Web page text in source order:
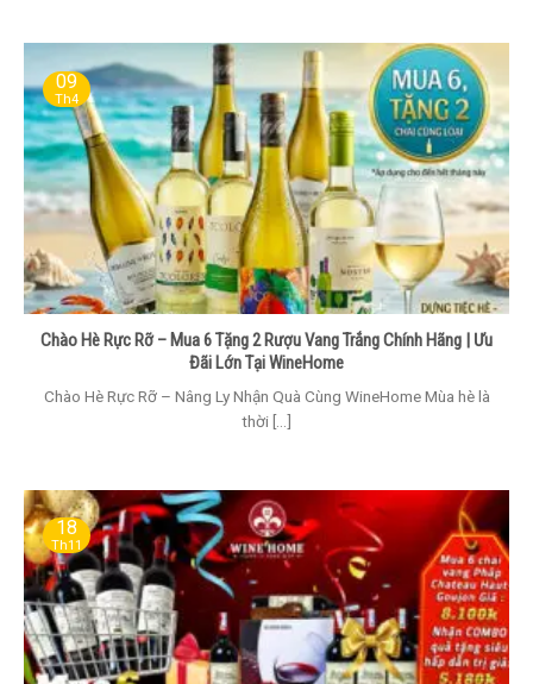
Chào Hè Rực Rỡ – Mua 6 Tặng 2 Rượu Vang Trắng Chính Hãng | Ưu
Đãi Lớn Tại WineHome
Chào Hè Rực Rỡ – Nâng Ly Nhận Quà Cùng WineHome Mùa hè là
thời [...]
09
Th4
18
Th11